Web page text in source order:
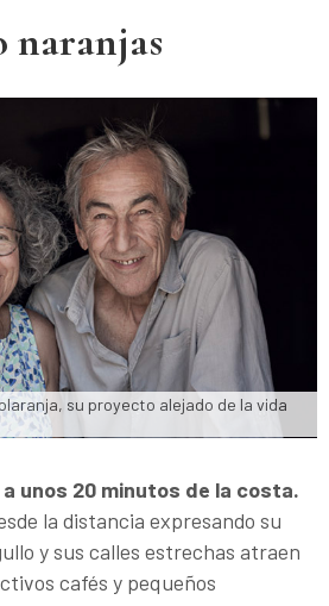
naranjas
su proyecto alejado de la vida
unos 20 minutos de la costa.
la distancia expresando su
y sus calles estrechas atraen
cafés y pequeños